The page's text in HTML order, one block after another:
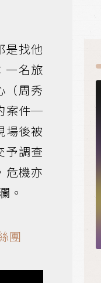
是找他
一名旅
（周秀
案件─
場後被
予調查
危機亦
。
團